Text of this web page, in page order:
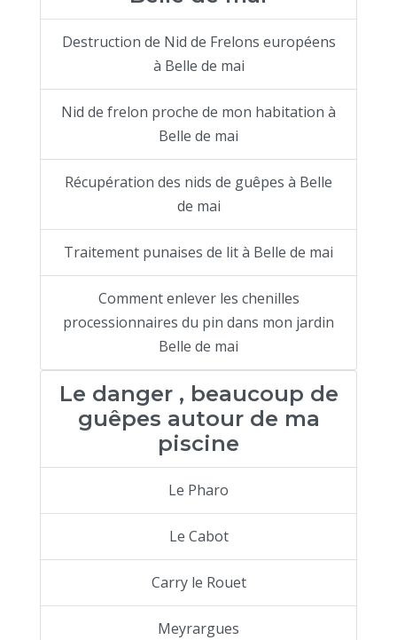
Destruction de Nid de Frelons européens
à Belle de mai
Nid de frelon proche de mon habitation à
Belle de mai
Récupération des nids de guêpes à Belle
de mai
Traitement punaises de lit à Belle de mai
Comment enlever les chenilles
processionnaires du pin dans mon jardin
Belle de mai
Le danger , beaucoup de
guêpes autour de ma
piscine
Le Pharo
Le Cabot
Carry le Rouet
Meyrargues